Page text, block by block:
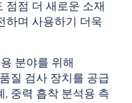
점점 더 새로운 소재
하며 사용하기 더욱
분야를 위해
질 검사 장치를 공급
, 중력 흡착 분석용 측